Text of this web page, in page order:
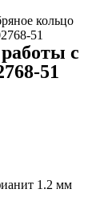
кольцо
51
с
51
1.2 мм